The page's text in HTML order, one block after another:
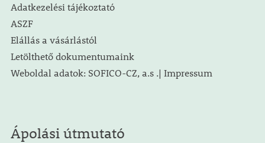
Adatkezelési tájékoztató
ASZF
Elállás a vásárlástól
Letölthető dokumentumaink
Weboldal adatok: SOFICO-CZ, a.s .| Impressum
Ápolási útmutató